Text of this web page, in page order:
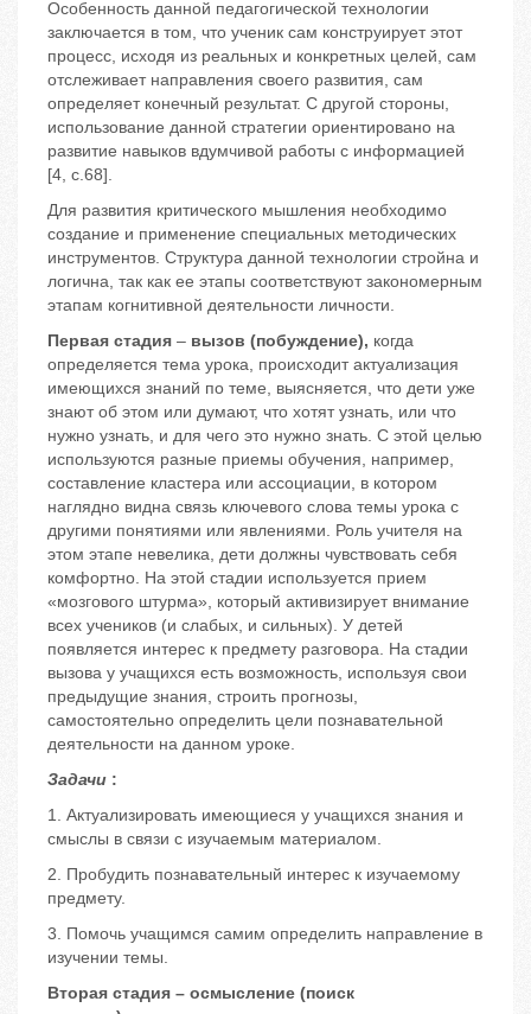
Особенность данной педагогической технологии
заключается в том, что ученик сам конструирует этот
процесс, исходя из реальных и конкретных целей, сам
отслеживает направления своего развития, сам
определяет конечный результат. С другой стороны,
использование данной стратегии ориентировано на
развитие навыков вдумчивой работы с информацией
[4, с.68].
Для развития критического мышления необходимо
создание и применение специальных методических
инструментов. Структура данной технологии стройна и
логична, так как ее этапы соответствуют закономерным
этапам когнитивной деятельности личности.
Первая стадия – вызов (побуждение), когда
определяется тема урока, происходит актуализация
имеющихся знаний по теме, выясняется, что дети уже
знают об этом или думают, что хотят узнать, или что
нужно узнать, и для чего это нужно знать. С этой целью
используются разные приемы обучения, например,
составление кластера или ассоциации, в котором
наглядно видна связь ключевого слова темы урока с
другими понятиями или явлениями. Роль учителя на
этом этапе невелика, дети должны чувствовать себя
комфортно. На этой стадии используется прием
«мозгового штурма», который активизирует внимание
всех учеников (и слабых, и сильных). У детей
появляется интерес к предмету разговора. На стадии
вызова у учащихся есть возможность, используя свои
предыдущие знания, строить прогнозы,
самостоятельно определить цели познавательной
деятельности на данном уроке.
Задачи :
1. Актуализировать имеющиеся у учащихся знания и
смыслы в связи с изучаемым материалом.
2. Пробудить познавательный интерес к изучаемому
предмету.
3. Помочь учащимся самим определить направление в
изучении темы.
Вторая стадия – осмысление (поиск